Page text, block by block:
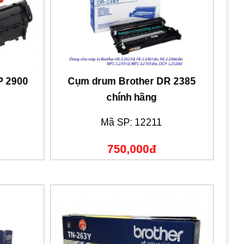
2900
Cụm drum Brother DR 2385
chính hãng
Mã SP: 12211
750,000đ